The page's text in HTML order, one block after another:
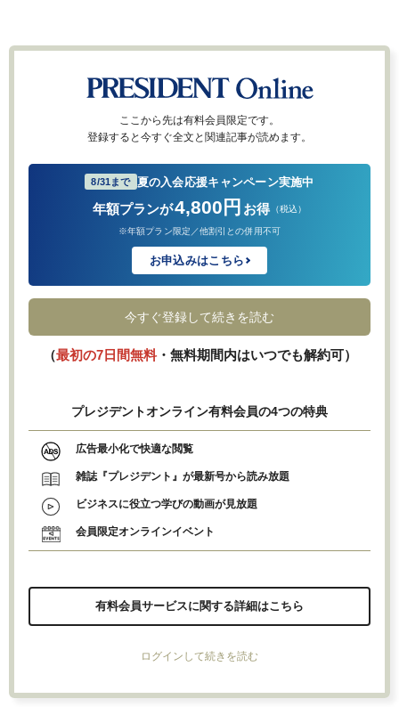
ここから先は有料会員限定です。
登録すると今すぐ全文と関連記事が読めます。
8/31まで 夏の入会応援キャンペーン実施中
年額プランが4,800円 お得 （税込）
※年額プラン限定／他割引との併用不可
お申込みはこちら
今すぐ登録して続きを読む
（最初の7日間無料・無料期間内はいつでも解約可）
プレジデントオンライン有料会員の4つの特典
広告最小化で快適な閲覧
雑誌『プレジデント』が最新号から読み放題
ビジネスに役立つ学びの動画が見放題
会員限定オンラインイベント
有料会員サービスに関する詳細はこちら
ログインして続きを読む